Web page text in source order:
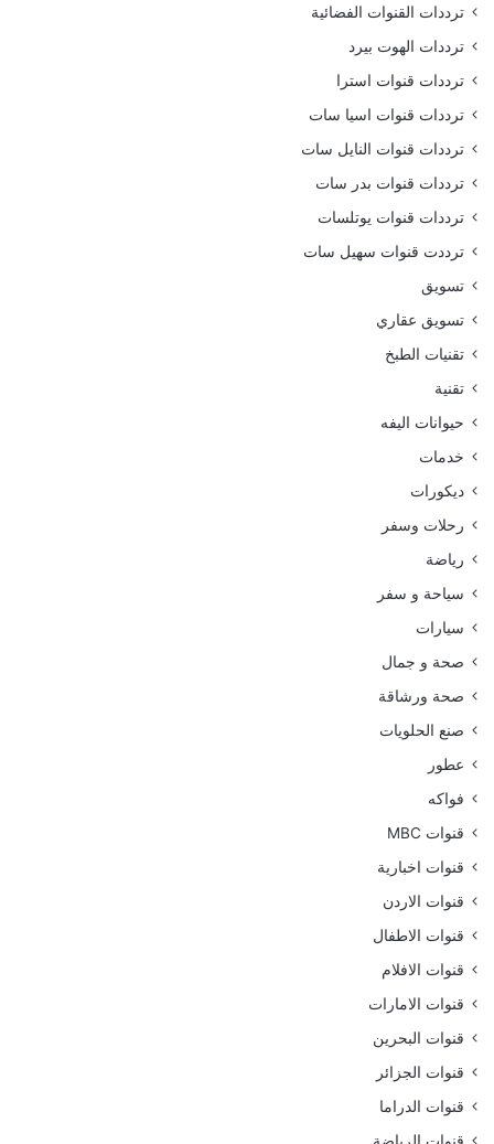
ترددات القنوات الفضائية
ترددات الهوت بيرد
ترددات قنوات استرا
ترددات قنوات اسيا سات
ترددات قنوات النايل سات
ترددات قنوات بدر سات
ترددات قنوات يوتلسات
ترددت قنوات سهيل سات
تسويق
تسويق عقاري
تقنيات الطبخ
تقنية
حيوانات اليفه
خدمات
ديكورات
رحلات وسفر
رياضة
سياحة و سفر
سيارات
صحة و جمال
صحة ورشاقة
صنع الحلويات
عطور
فواكه
قنوات MBC
قنوات اخبارية
قنوات الاردن
قنوات الاطفال
قنوات الافلام
قنوات الامارات
قنوات البحرين
قنوات الجزائر
قنوات الدراما
قنوات الرياضة